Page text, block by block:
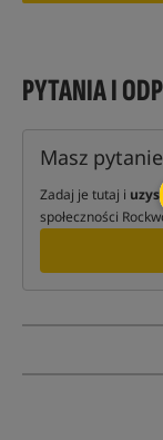
PYTANIA I
Masz
Zadaj je tutaj i
społeczności